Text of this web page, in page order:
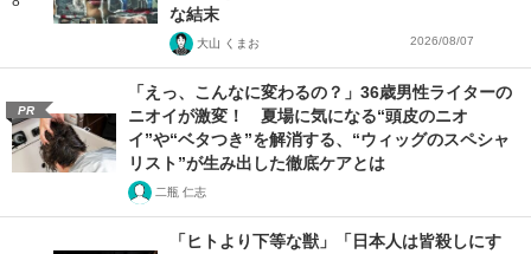
な結末
大山 くまお 2026/08/07
PR
「えっ、こんなに変わるの？」36歳男性ライターの
ニオイが激変！ 夏場に気になる“頭皮のニオ
イ”や“ベタつき”を解消する、“ウィッグのスペシャ
リスト”が生み出した徹底ケアとは
二瓶 仁志
「ヒトより下等な獣」「日本人は皆殺しにす